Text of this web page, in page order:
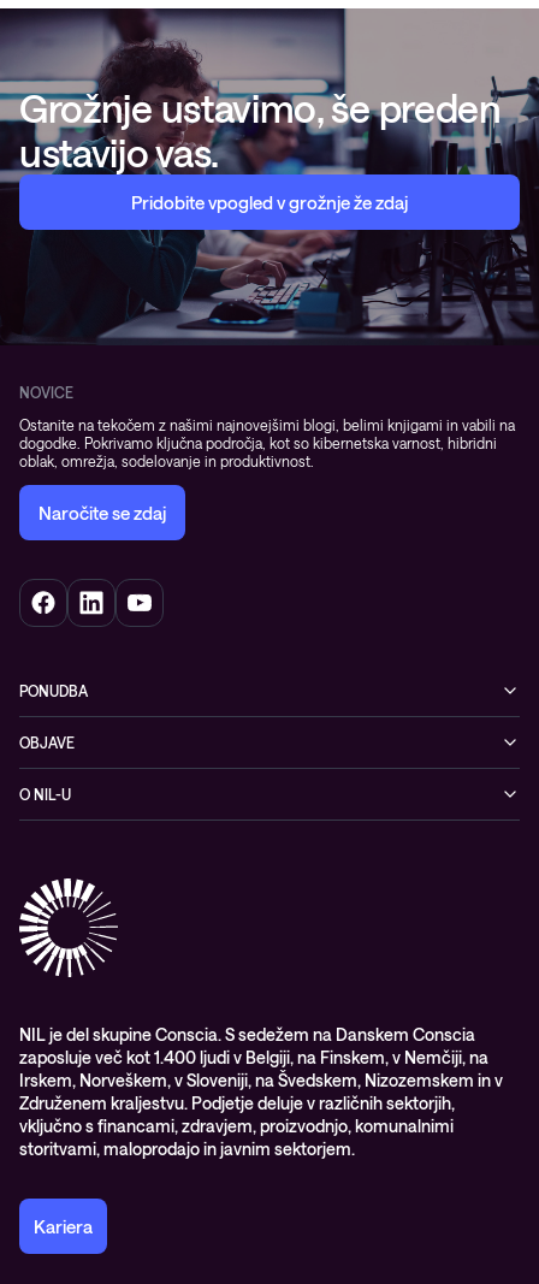
Grožnje ustavimo, še preden
ustavijo vas.
Pridobite vpogled v grožnje že zdaj
NOVICE
Ostanite na tekočem z našimi najnovejšimi blogi, belimi knjigami in vabili na
dogodke. Pokrivamo ključna področja, kot so kibernetska varnost, hibridni
oblak, omrežja, sodelovanje in produktivnost.
Naročite se zdaj
PONUDBA
Omrežje
Hibridni oblak
Izobraževanje
Upravljane IT storitve in podpora
Opazljivost
OBJAVE
Blogi
Videi
Vodiči
O NIL-U
Partnerji
Nagrade & priznanja industrije
WORK@NIL
Študenti
Trajnost in družbena odgovornost
NIL je del skupine Conscia. S sedežem na Danskem Conscia
zaposluje več kot 1.400 ljudi v Belgiji, na Finskem, v Nemčiji, na
Irskem, Norveškem, v Sloveniji, na Švedskem, Nizozemskem in v
Združenem kraljestvu. Podjetje deluje v različnih sektorjih,
vključno s financami, zdravjem, proizvodnjo, komunalnimi
storitvami, maloprodajo in javnim sektorjem.
Kariera